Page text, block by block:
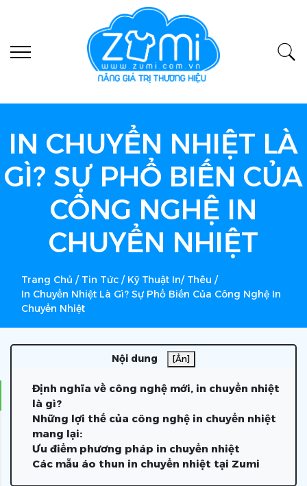
IN CHUYỂN NHIỆT LÀ
GÌ? SỰ PHỔ BIẾN CỦA
CÔNG NGHỆ IN
CHUYỂN NHIỆT
Trang Chủ / Tin Tức / Kỹ Thuật In/ Thêu /
In Chuyển Nhiệt Là Gì? Sự Phổ Biến Của Công Nghệ In
Chuyển Nhiệt
Nội dung [Ẩn]
Định nghĩa về công nghệ mới, in chuyển nhiệt
là gì?
Những lợi thế của công nghệ in chuyển nhiệt
mang lại:
Ưu điểm phương pháp in chuyển nhiệt
Các mẫu áo thun in chuyển nhiệt tại Zumi